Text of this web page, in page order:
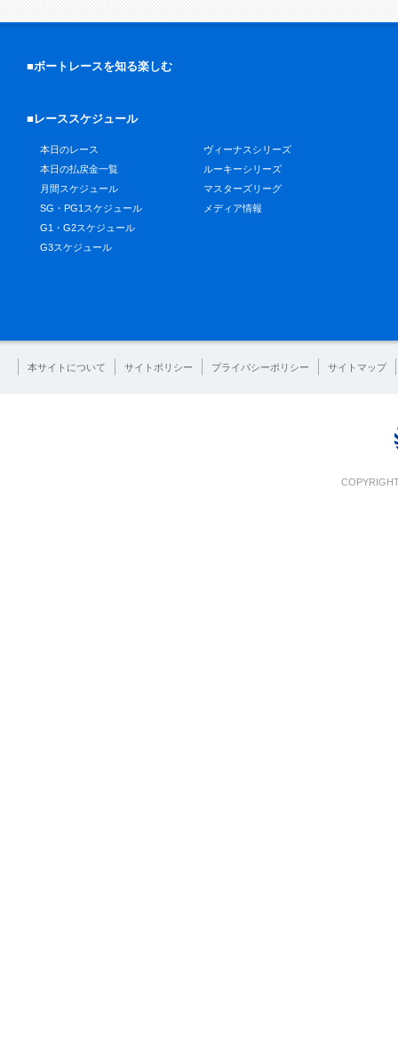
■ボートレースを知る楽しむ
■レーススケジュール
本日のレース
本日の払戻金一覧
月間スケジュール
SG・PG1スケジュール
G1・G2スケジュール
G3スケジュール
ヴィーナスシリーズ
ルーキーシリーズ
マスターズリーグ
メディア情報
本サイトについて サイトポリシー プライバシーポリシー サイトマップ